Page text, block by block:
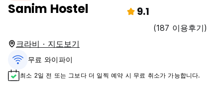
Sanim Hostel 9.1
(187 이용후기)
크라비 · 지도보기
무료 와이파이
최소 2일 전 또는 그보다 더 일찍 예약 시 무료 취소가 가능합니다.